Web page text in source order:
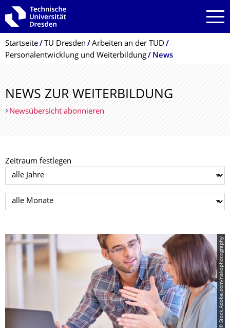
Zur Hauptnavigation springen
Zur Suche springen
Zum Inhalt springen
Breadcrumb-Menü
Startseite TU Dresden
Arbeiten an der TUD
Personalentwicklung und Weiterbildung
News
NEWS ZUR WEITERBILDUNG
Newsübersicht abonnieren
Zeitraum festlegen
Jahr auswählen
Monat auswählen
© Stock.Adobe.com/nakophotography